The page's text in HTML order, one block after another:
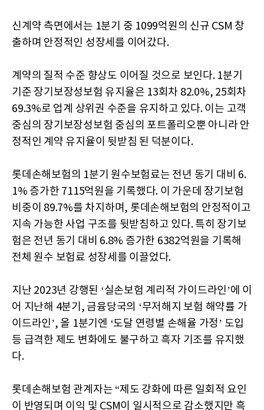
신계약 측면에서는 1분기 중 1099억원의 신규 CSM 창
출하며 안정적인 성장세를 이어갔다.
계약의 질적 수준 향상도 이어질 것으로 보인다. 1분기
기준 장기보장성보험 유지율은 13회차 82.0%, 25회차
69.3%로 업계 상위권 수준을 유지하고 있다. 이는 고객
중심의 장기보장성보험 중심의 포트폴리오뿐 아니라 안
정적인 계약 유지율이 뒷받침 된 덕분이다.
롯데손해보험의 1분기 원수보험료는 전년 동기 대비 6.
1% 증가한 7115억원을 기록했다. 이 가운데 장기보험
비중이 89.7%를 차지하며, 롯데손해보험의 안정적이고
지속 가능한 사업 구조를 뒷받침하고 있다. 특히 장기보
험은 전년 동기 대비 6.8% 증가한 6382억원을 기록해
전체 원수 보험료 성장세를 이끌었다.
지난 2023년 강행된 ‘실손보험 계리적 가이드라인’에 이
어 지난해 4분기, 금융당국의 ‘무저해지 보험 해약률 가
이드라인’, 올 1분기엔 ‘도달 연령별 손해율 가정’ 도입
등 급격한 제도 변화에도 불구하고 흑자 기조를 유지했
다.
롯데손해보험 관계자는 “제도 강화에 따른 일회적 요인
이 반영되며 이익 및 CSM이 일시적으로 감소했지만 흑